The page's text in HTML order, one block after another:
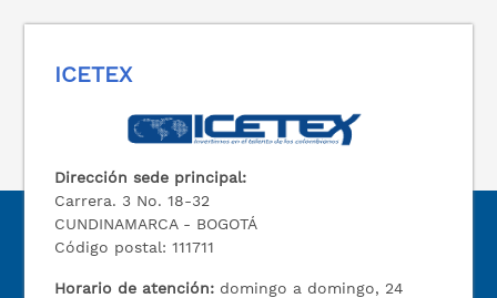
ICETEX
Dirección sede principal:
Carrera. 3 No. 18-32
CUNDINAMARCA - BOGOTÁ
Código postal: 111711
Horario de atención: domingo a domingo, 24